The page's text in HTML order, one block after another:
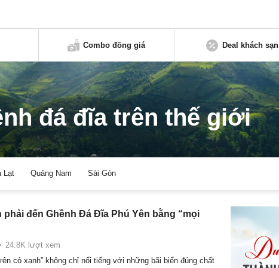
Combo đồng giá Deal khách sạn
đá đĩa trên thế giới
Lạt Quảng Nam Sài Gòn
phải đến Ghềnh Đá Đĩa Phú Yên bằng “mọi
24.8K lượt xem
cỏ xanh” không chỉ nổi tiếng với những bãi biển đúng chất